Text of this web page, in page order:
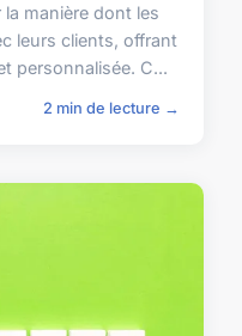
manière dont les
leurs clients, offrant
personnalisée. C...
2 min de lecture →